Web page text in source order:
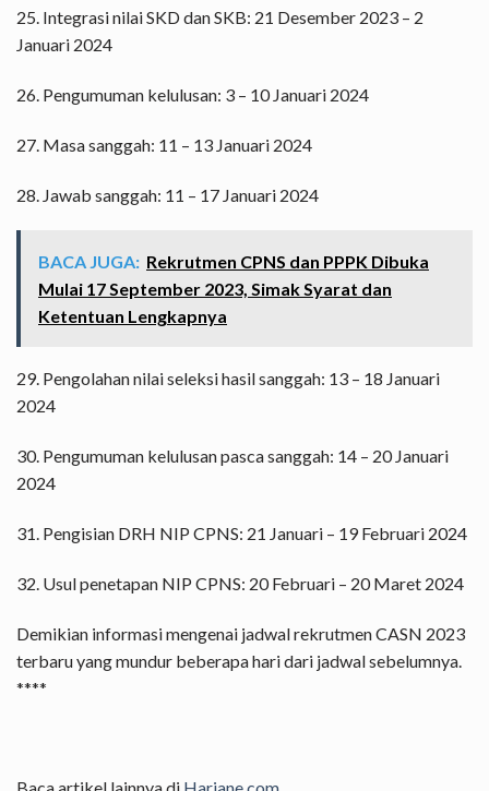
25. Integrasi nilai SKD dan SKB: 21 Desember 2023 – 2
Januari 2024
26. Pengumuman kelulusan: 3 – 10 Januari 2024
27. Masa sanggah: 11 – 13 Januari 2024
28. Jawab sanggah: 11 – 17 Januari 2024
BACA JUGA: Rekrutmen CPNS dan PPPK Dibuka
Mulai 17 September 2023, Simak Syarat dan
Ketentuan Lengkapnya
29. Pengolahan nilai seleksi hasil sanggah: 13 – 18 Januari
2024
30. Pengumuman kelulusan pasca sanggah: 14 – 20 Januari
2024
31. Pengisian DRH NIP CPNS: 21 Januari – 19 Februari 2024
32. Usul penetapan NIP CPNS: 20 Februari – 20 Maret 2024
Demikian informasi mengenai jadwal rekrutmen CASN 2023
terbaru yang mundur beberapa hari dari jadwal sebelumnya.
****